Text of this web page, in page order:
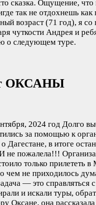
сказка. Ощущение, что
так не отдохнешь
возраст (71 год), я
чуткости Андрея и
о следующем туре.
ОКСАНЫ
2024 год Долго
за помощью к
о Дагестане, в итоге
не пожалела!!!
только прилететь
чем не приходилось
— это
и искали туры,
Оксане, она